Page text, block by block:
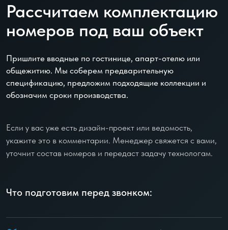
Рассчитаем комплектацию
номеров под ваш объект
Пришлите вводные по гостинице, апарт-отелю или
общежитию. Мы соберем предварительную
спецификацию, предложим подходящие коллекции и
обозначим сроки производства.
Если у вас уже есть дизайн-проект или ведомость,
укажите это в комментарии. Менеджер свяжется с вами,
уточнит состав номеров и передаст задачу технологам.
Что подготовим перед звонком: